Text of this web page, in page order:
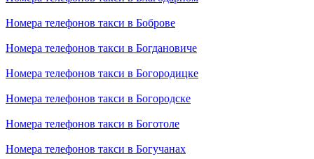
Номера телефонов такси в Боброве
Номера телефонов такси в Богдановиче
Номера телефонов такси в Богородицке
Номера телефонов такси в Богородске
Номера телефонов такси в Боготоле
Номера телефонов такси в Богучанах